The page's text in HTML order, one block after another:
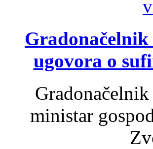
ugovora o
ministar